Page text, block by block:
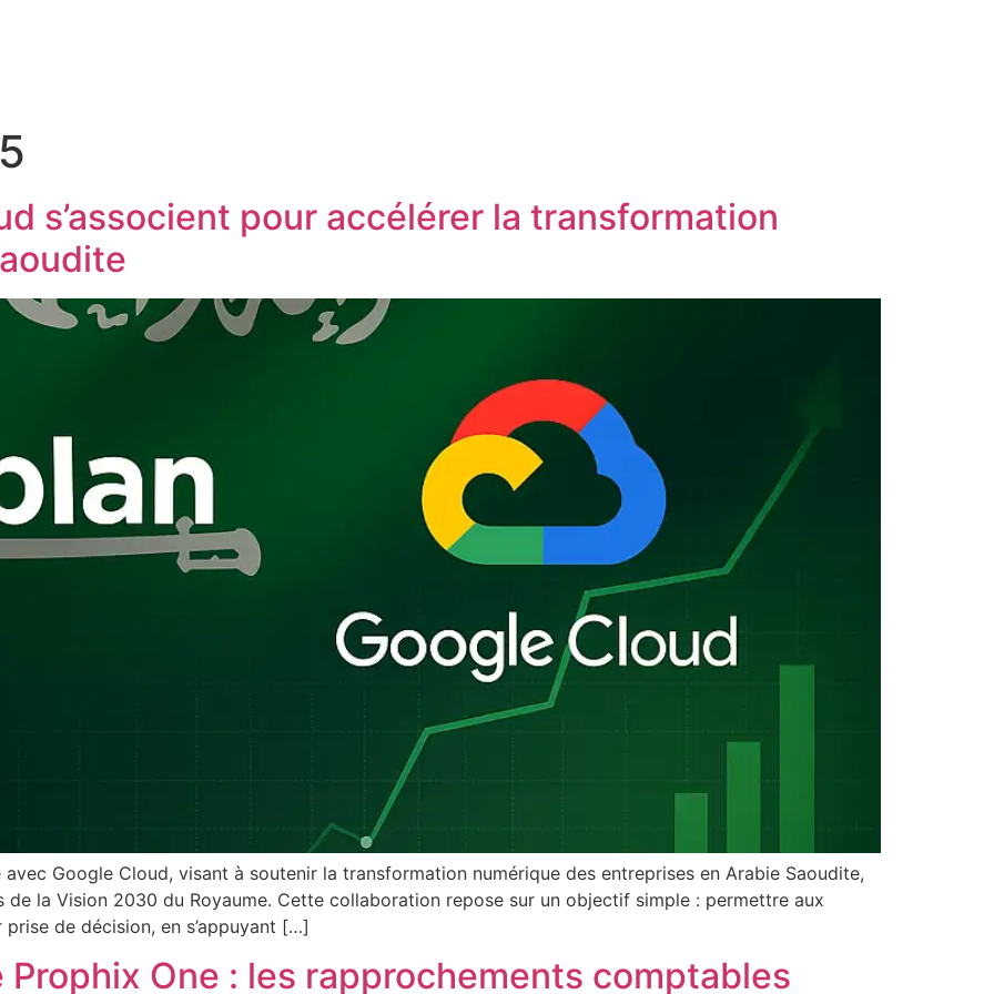
s’associent pour accélérer la transformation
Google Cloud, visant à soutenir la transformation numérique des entreprises en Arabie Saoudite,
la Vision 2030 du Royaume. Cette collaboration repose sur un objectif simple : permettre aux
de décision, en s’appuyant […]
One : les rapprochements comptables